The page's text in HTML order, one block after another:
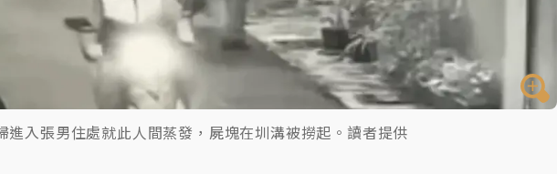
進入張男住處就此人間蒸發，屍塊在圳溝被撈起。讀者提供